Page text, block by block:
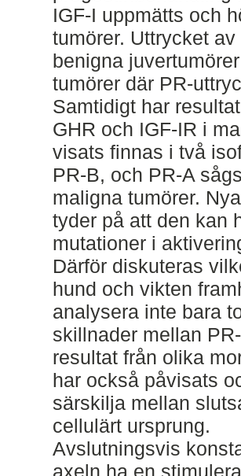
IGF-I uppmätts och
tumörer. Uttrycket
benigna
tumörer där PR-
Samtidigt har
GHR och IGF-IR i
visats finnas i två
PR-B, och PR-A
maligna tumörer.
tyder på att den kan
mutationer i
Därför diskuteras
hund och vikten
analysera inte bara
skillnader mellan
resultat från olika
har också påvisats
särskilja mellan
cellulärt ursprung.
Avslutningsvis
axeln ha en